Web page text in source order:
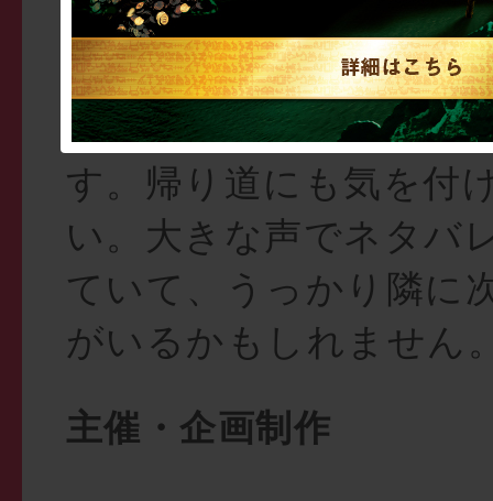
A. ブログ、twitter、
ネタバレになるような
アップロードは固くお
す。帰り道にも気を付
い。大きな声でネタバ
ていて、うっかり隣に
がいるかもしれません
主催・企画制作